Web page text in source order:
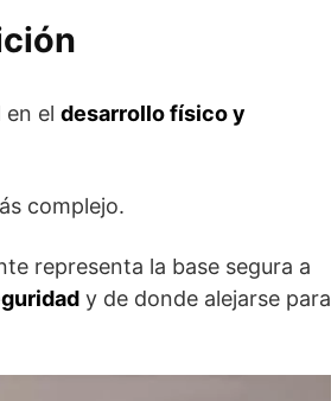
en el desarrollo físico y
complejo.
representa la base segura a
y de donde alejarse para